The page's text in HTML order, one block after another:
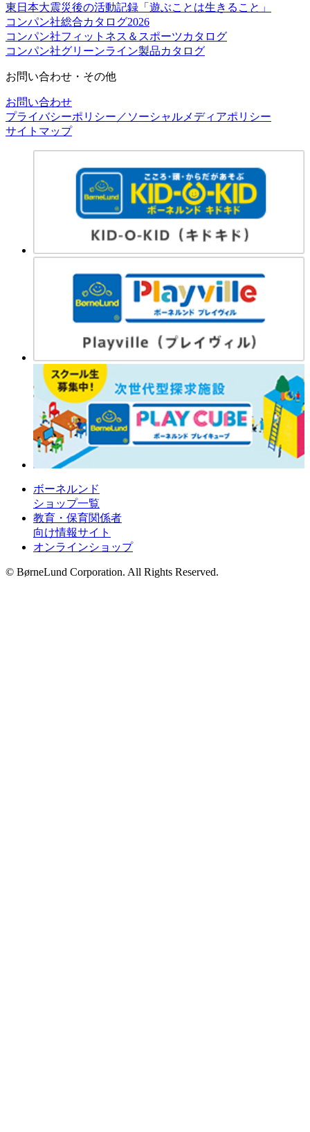
東日本大震災後の活動記録「遊ぶことは生きること」
コンパン社総合カタログ2026
コンパン社フィットネス＆スポーツカタログ
コンパン社グリーンライン製品カタログ
お問い合わせ・その他
お問い合わせ
プライバシーポリシー／ソーシャルメディアポリシー
サイトマップ
ボーネルンド
ショップ一覧
教育・保育関係者
向け情報サイト
オンラインショップ
© BørneLund Corporation. All Rights Reserved.